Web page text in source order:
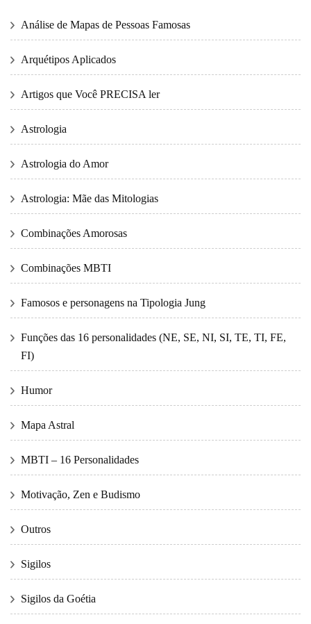
Análise de Mapas de Pessoas Famosas
Arquétipos Aplicados
Artigos que Você PRECISA ler
Astrologia
Astrologia do Amor
Astrologia: Mãe das Mitologias
Combinações Amorosas
Combinações MBTI
Famosos e personagens na Tipologia Jung
Funções das 16 personalidades (NE, SE, NI, SI, TE, TI, FE,
FI)
Humor
Mapa Astral
MBTI – 16 Personalidades
Motivação, Zen e Budismo
Outros
Sigilos
Sigilos da Goétia